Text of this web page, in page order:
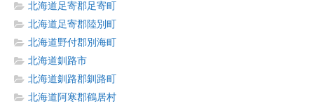
北海道足寄郡足寄町
北海道足寄郡陸別町
北海道野付郡別海町
北海道釧路市
北海道釧路郡釧路町
北海道阿寒郡鶴居村